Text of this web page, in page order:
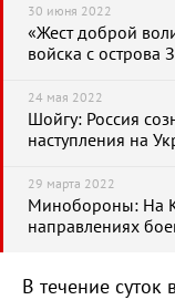
30 июня 2022
«Жест доброй
войска с острова
24 мая 2022
Шойгу: Россия
наступления на
29 марта 2022
Минобороны: На
направлениях
В течение